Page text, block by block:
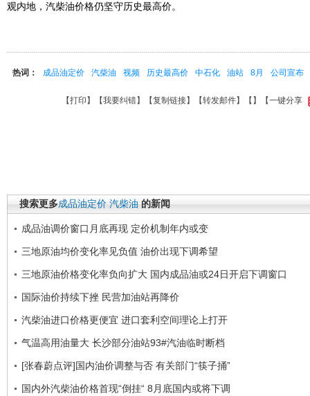
观内地，汽柴油价格仍坚守历史最高价。
热词： 成品油定价 汽柴油 视频 历史最高价 中石化 油站 8月 公司宣布
【打印 】【我要纠错】【复制链接】【转发邮件】【 】 【一键分享
搜索更多成品油定价 汽柴油 的新闻
成品油调价窗口月底再现 定价机制年内或变
三地原油均价变化率见负值 油价出现下调希望
三地原油价格变化率负向扩大 国内成品油或24日开启下调窗口
国际油价持续下挫 民营加油站再降价
汽柴油进口价格更便宜 进口套利空间理论上打开
气温高用油量大 长沙部分油站93#汽油临时断档
[张春蔚点评]国内油价调整与否 有关部门“筷子捅”
国内外汽柴油价格首现“倒挂“ 8月底国内或将下调